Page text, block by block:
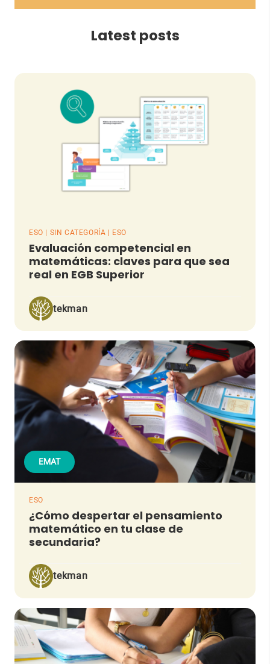
Latest posts
ESO | SIN CATEGORÍA | ESO
Evaluación competencial en
matemáticas: claves para que sea
real en EGB Superior
tekman
EMAT
ESO
¿Cómo despertar el pensamiento
matemático en tu clase de
secundaria?
tekman